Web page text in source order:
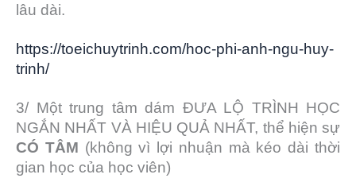
lâu dài.
https://toeichuytrinh.com/hoc-phi-anh-ngu-huy-
trinh/
3/ Một trung tâm dám ĐƯA LỘ TRÌNH HỌC
NGẮN NHẤT VÀ HIỆU QUẢ NHẤT, thể hiện sự
CÓ TÂM (không vì lợi nhuận mà kéo dài thời
gian học của học viên)